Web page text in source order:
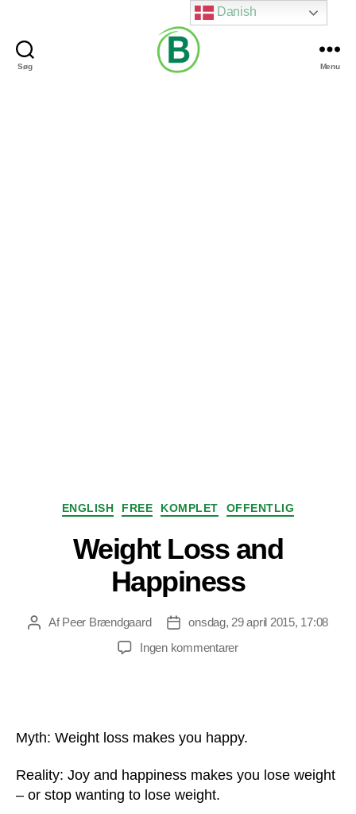
Søg Menu
Kategorier
ENGLISH FREE KOMPLET OFFENTLIG
Weight Loss and
Happiness
Indlægsforfatter
AfPeer Brændgaard Indlægsdato
onsdag, 29 april 2015, 17:08
Ingen kommentarertil
Myth: Weight loss makes you happy.
Reality: Joy and happiness makes you lose weight
– or stop wanting to lose weight.
Danish